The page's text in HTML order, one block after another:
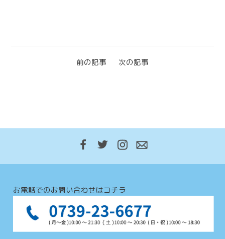
前の記事 次の記事
お電話でのお問い合わせはコチラ